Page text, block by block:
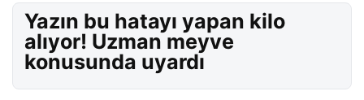
Yazın bu hatayı yapan kilo
alıyor! Uzman meyve
konusunda uyardı